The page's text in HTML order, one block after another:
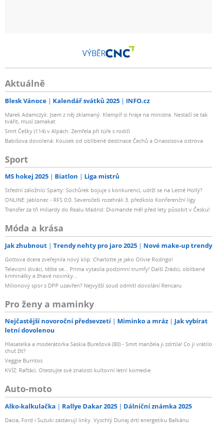
VÝBĚR
Aktuálně
Blesk Vánoce Kalendář svátků 2025 INFO.cz
Marek Adamczyk: Jsem z něj zklamaný. Klempíř si hraje na ministra. Nestačí se tak
tvářit, musí zamakat
Smrt Češky (†14) v Alpách: Zemřela při túře s rodiči
Babišova dovolená: Kousek od oblíbené destinace Čechů a Onassisova ostrova
Sport
MS hokej 2025 Biatlon Liga mistrů
Střední záložníci Sparty: Sochůrek bojuje s konkurencí, udrží se na Letné Hollý?
ONLINE: Jablonec - RFS 0:0. Severočeši rozehráli 3. předkolo Konferenční ligy
Transfer za tři miliardy do Realu Madrid: Diomande měl před lety působit v Česku!
Móda a krása
Jak zhubnout Trendy nehty pro jaro 2025 Nové make-up trendy
Gottova dcera zveřejnila nový klip: Charlotte je jako Olivie Rodrigo!
Televizní diváci, těšte se... Prima vytasila podzimní trumfy! Další Zrádci, oblíbené
kriminálky a žhavé novinky...
Milionový spor s DPP uzavřen? Nejvyšší soud odmítl dovolání Rencaru
Pro ženy a maminky
Nejčastější novoroční předsevzetí Miminko a mráz
Jak vybírat
letní dovolenou
Hlasatelka a moderátorka Saskia Burešová (80) - Smrt manžela ji zdrtila! Co jí vrátilo
chuť žít?
Veggie Burritos
KVÍZ: Rafťáci. Otestujte své znalosti kultovní letní komedie
Auto-moto
Alko-kalkulačka Rallye Dakar 2025 Dálniční známka 2025
Dacia, Ford i Suzuki zastavují linky. Vyschlý Dunaj drtí energetiku Balkánu